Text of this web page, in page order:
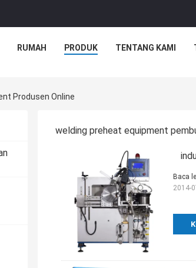
RUMAH PRODUK TENTANG KAMI
Produsen Online
welding preheat equipment
Baca
2014-